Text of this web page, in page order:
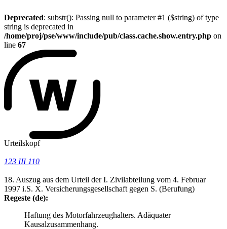
Deprecated: substr(): Passing null to parameter #1 ($string) of type
string is deprecated in
/home/proj/pse/www/include/pub/class.cache.show.entry.php on
line 67
Urteilskopf
123 III 110
18. Auszug aus dem Urteil der I. Zivilabteilung vom 4. Februar
1997 i.S. X. Versicherungsgesellschaft gegen S. (Berufung)
Regeste (de):
Haftung des Motorfahrzeughalters. Adäquater
Kausalzusammenhang.